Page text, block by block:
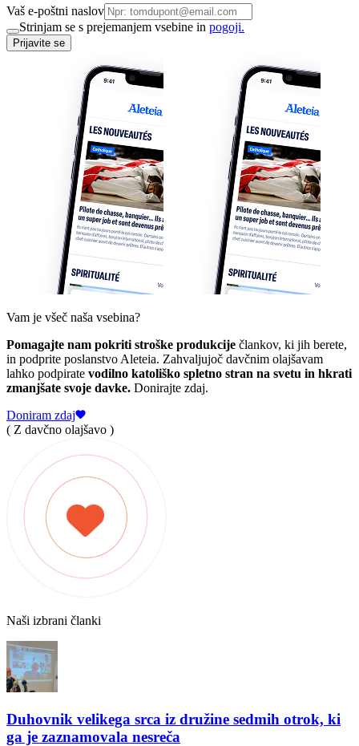
Vaš e-poštni naslov
Strinjam se s prejemanjem vsebine in pogoji.
Prijavite se
Vam je všeč naša vsebina?
Pomagajte nam pokriti stroške produkcije člankov, ki jih berete,
in podprite poslanstvo Aleteia. Zahvaljujoč davčnim olajšavam
lahko podpirate vodilno katoliško spletno stran na svetu in hkrati
zmanjšate svoje davke. Donirajte zdaj.
Doniram zdaj
( Z davčno olajšavo )
Naši izbrani članki
Duhovnik velikega srca iz družine sedmih otrok, ki
ga je zaznamovala nesreča